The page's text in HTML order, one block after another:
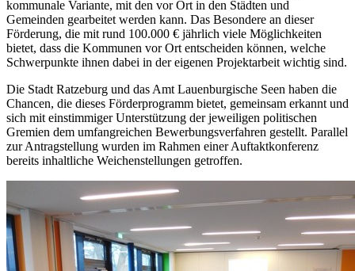
kommunale Variante, mit den vor Ort in den Städten und
Gemeinden gearbeitet werden kann. Das Besondere an dieser
Förderung, die mit rund 100.000 € jährlich viele Möglichkeiten
bietet, dass die Kommunen vor Ort entscheiden können, welche
Schwerpunkte ihnen dabei in der eigenen Projektarbeit wichtig sind.
Die Stadt Ratzeburg und das Amt Lauenburgische Seen haben die
Chancen, die dieses Förderprogramm bietet, gemeinsam erkannt und
sich mit einstimmiger Unterstützung der jeweiligen politischen
Gremien dem umfangreichen Bewerbungsverfahren gestellt. Parallel
zur Antragstellung wurden im Rahmen einer Auftaktkonferenz
bereits inhaltliche Weichenstellungen getroffen.